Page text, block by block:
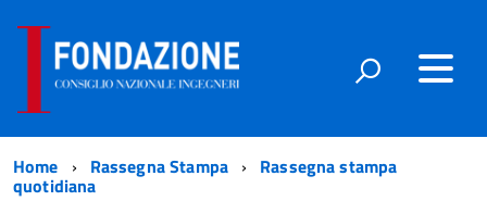
Home Rassegna Stampa Rassegna stampa
quotidiana